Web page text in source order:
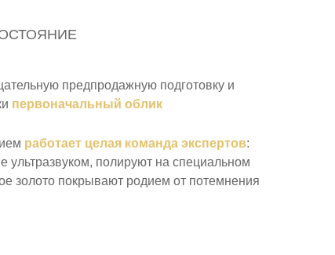
предпродажную подготовку и
первоначальный облик
работает целая команда экспертов:
ультразвуком, полируют на специальном
золото покрывают родием от потемнения